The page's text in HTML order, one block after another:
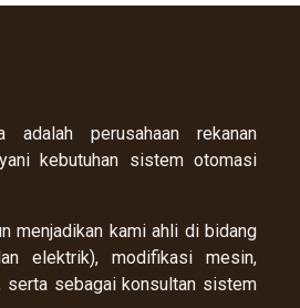
adalah perusahaan rekanan
kebutuhan sistem otomasi
menjadikan kami ahli di bidang
elektrik), modifikasi mesin,
serta sebagai konsultan sistem